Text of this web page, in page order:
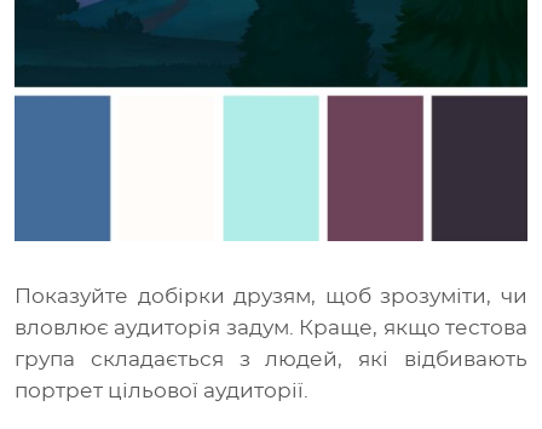
Показуйте добірки друзям, щоб зрозуміти, чи
вловлює аудиторія задум. Краще, якщо тестова
група складається з людей, які відбивають
портрет цільової аудиторії.